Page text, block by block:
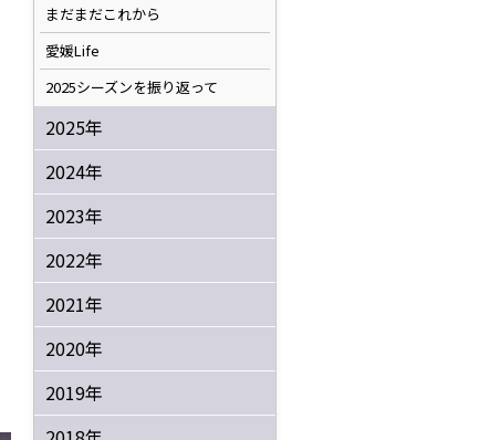
まだまだこれから
愛媛Life
2025シーズンを振り返って
2025年
2024年
2023年
2022年
2021年
2020年
2019年